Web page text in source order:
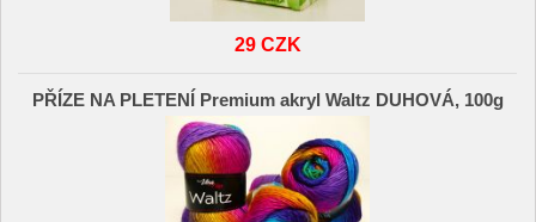
29 CZK
PŘÍZE NA PLETENÍ Premium akryl Waltz DUHOVÁ, 100g